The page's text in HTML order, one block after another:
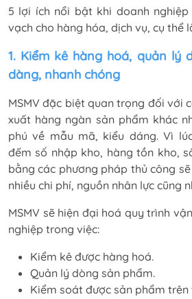
5 lợi ích nổi bật khi doanh
vạch cho hàng hóa, dịch vụ, cụ thể
1. Kiểm kê hàng hoá, quản lý
dàng, nhanh chóng
MSMV đặc biệt quan trọng đối với
xuất hàng ngàn sản phẩm khác
phú về mẫu mã, kiểu dáng. Vì
đếm số nhập kho, hàng tồn kho,
bằng các phương pháp thủ công
nhiều chi phí, nguồn nhân lực cũng
MSMV sẽ hiện đại hoá quy trình
nghiệp trong việc:
Kiểm kê được hàng hoá.
Quản lý dòng sản phẩm.
Kiểm soát được sản phẩm trên